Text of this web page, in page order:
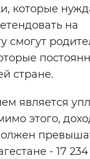
которые
на
смогут
стране.
является
этого,
- 17 234